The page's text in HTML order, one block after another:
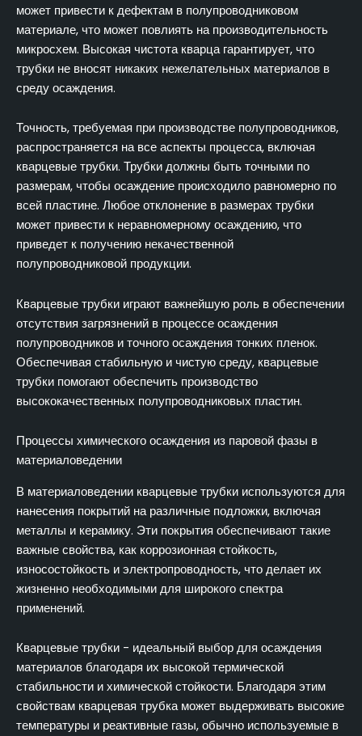
может привести к дефектам в полупроводниковом
материале, что может повлиять на производительность
микросхем. Высокая чистота кварца гарантирует, что
трубки не вносят никаких нежелательных материалов в
среду осаждения.
Точность, требуемая при производстве полупроводников,
распространяется на все аспекты процесса, включая
кварцевые трубки. Трубки должны быть точными по
размерам, чтобы осаждение происходило равномерно по
всей пластине. Любое отклонение в размерах трубки
может привести к неравномерному осаждению, что
приведет к получению некачественной
полупроводниковой продукции.
Кварцевые трубки играют важнейшую роль в обеспечении
отсутствия загрязнений в процессе осаждения
полупроводников и точного осаждения тонких пленок.
Обеспечивая стабильную и чистую среду, кварцевые
трубки помогают обеспечить производство
высококачественных полупроводниковых пластин.
Процессы химического осаждения из паровой фазы в
материаловедении
В материаловедении кварцевые трубки используются для
нанесения покрытий на различные подложки, включая
металлы и керамику. Эти покрытия обеспечивают такие
важные свойства, как коррозионная стойкость,
износостойкость и электропроводность, что делает их
жизненно необходимыми для широкого спектра
применений.
Кварцевые трубки - идеальный выбор для осаждения
материалов благодаря их высокой термической
стабильности и химической стойкости. Благодаря этим
свойствам кварцевая трубка может выдерживать высокие
температуры и реактивные газы, обычно используемые в